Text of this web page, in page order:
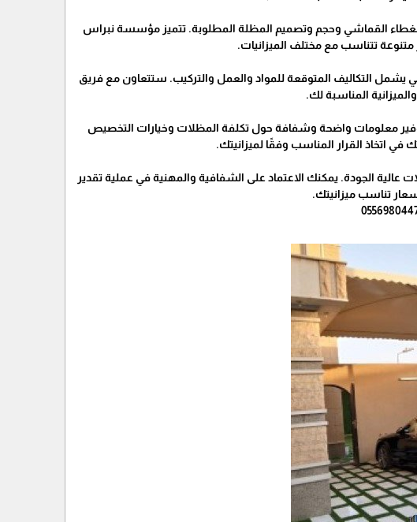
القماشي وحجم وتصميم المظلة المطلوبة. تتميز مؤسسة نبراس
تتناسب مع مختلف الميزانيات.
التكاليف المتوقعة للمواد والعمل والتركيب. ستتعاون مع فريق
المناسبة لك.
معلومات واضحة وشفافة حول تكلفة المظلات وخيارات التخصيص
اتخاذ القرار المناسب وفقًا لميزانيتك.
الجودة. يمكنك الاعتماد على الشفافية والمهنية في عملية تقدير
تناسب ميزانيتك.